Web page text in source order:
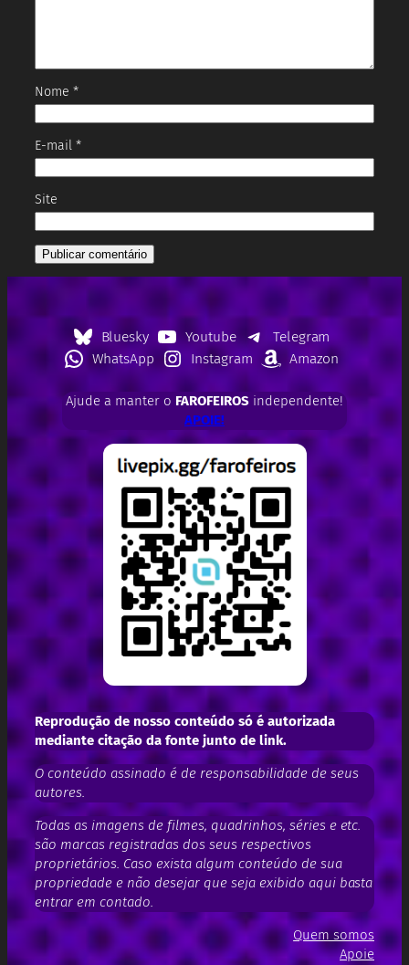
Nome *
E-mail *
Site
Bluesky Youtube
Telegram
WhatsApp
Instagram Amazon
Ajude a manter o FAROFEIROSindependente!
APOIE!
Reprodução de nosso conteúdo só é autorizada
mediante citação da fonte junto de link.
O conteúdo assinado é de responsabilidade de seus
autores.
Todas as imagens de filmes, quadrinhos, séries e etc.
são marcas registradas dos seus respectivos
proprietários. Caso exista algum conteúdo de sua
propriedade e não desejar que seja exibido aqui basta
entrar em contado.
Quem somos
Apoie